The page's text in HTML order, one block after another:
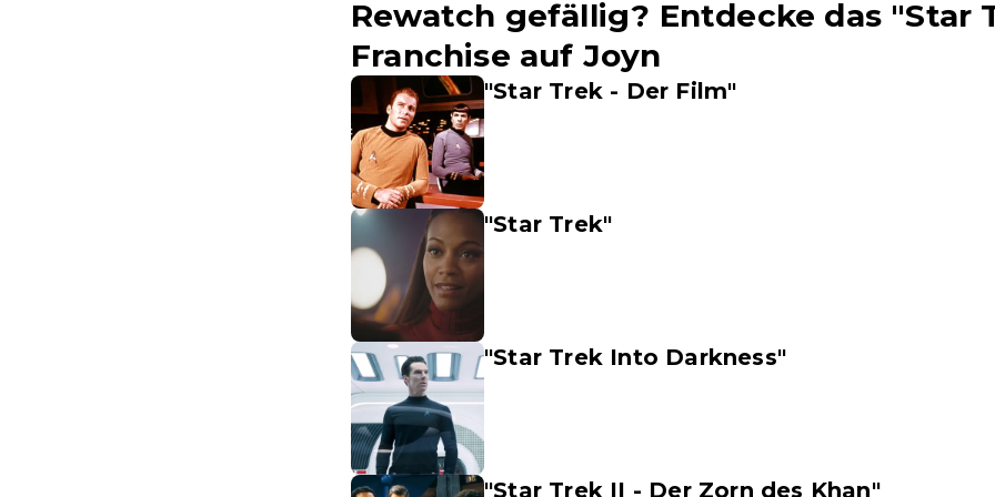
Rewatch gefällig? Entdecke das "Star
Franchise auf Joyn
"Star Trek - Der Film"
"Star Trek"
"Star Trek Into Darkness"
"Star Trek II - Der Zorn des Khan"